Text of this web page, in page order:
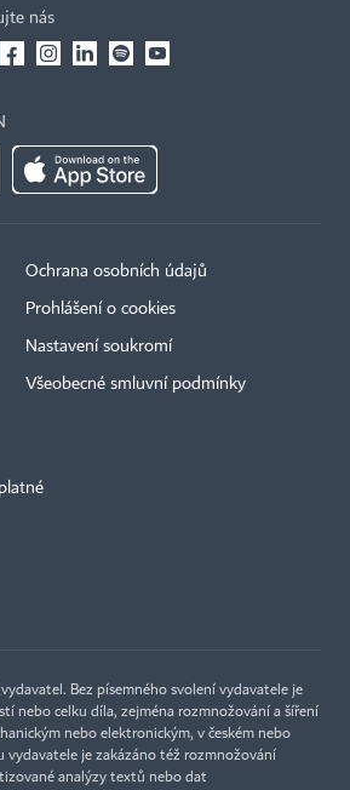
nás
Ochrana osobních údajů
Prohlášení o cookies
Nastavení soukromí
Všeobecné smluvní podmínky
Bez písemného svolení vydavatele je
nebo celku díla, zejména rozmnožování a šíření
nebo elektronickým, v českém nebo
vydavatele je zakázáno též rozmnožování
analýzy textů nebo dat